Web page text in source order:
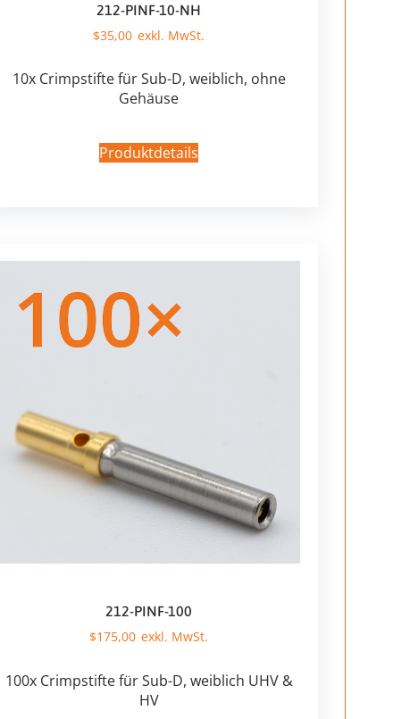
212-PINF-10-NH
$35,00
10x Crimpstifte für Sub-D, weiblich, ohne
Gehäuse
Produktdetails
212-PINF-100
$175,00
100x Crimpstifte für Sub-D, weiblich UHV &
HV